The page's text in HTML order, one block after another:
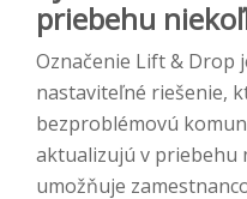
priebehu
Označenie Lift & Drop
nastaviteľné riešenie,
bezproblémovú
aktualizujú v priebehu
umožňuje